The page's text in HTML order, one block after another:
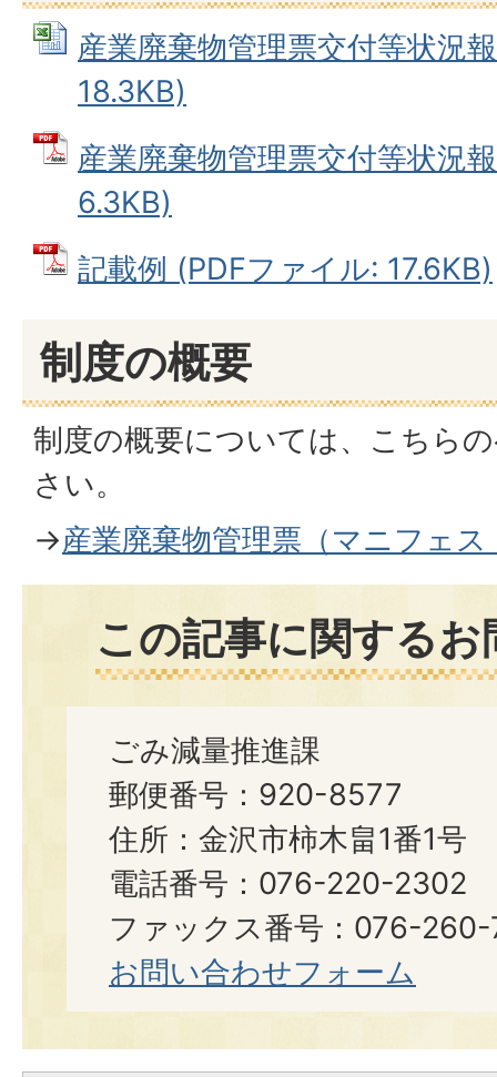
産業廃棄物管理票交付等状況
18.3KB)
産業廃棄物管理票交付等状況
6.3KB)
記載例 (PDFファイル: 17.6KB)
制度の概要
制度の概要については、こちら
さい。
→産業廃棄物管理票（マニフェ
この記事に関する
ごみ減量推進課
郵便番号：920-8577
住所：金沢市柿木畠1番1号
電話番号：076-220-2302
ファックス番号：076-
お問い合わせフォーム